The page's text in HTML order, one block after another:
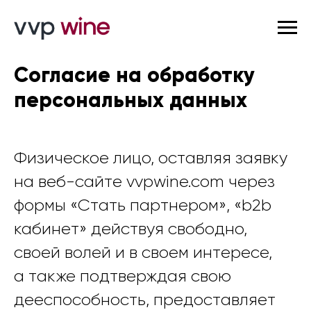
Согласие на обработку
персональных данных
Физическое лицо, оставляя заявку
на веб-сайте vvpwine.com через
формы «Стать партнером», «b2b
кабинет» действуя свободно,
своей волей и в своем интересе,
а также подтверждая свою
дееспособность, предоставляет